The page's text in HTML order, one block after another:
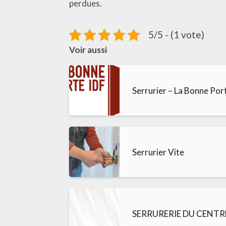
perdues.
5/5 - (1 vote)
Voir aussi
Serrurier – La Bonne
Serrurier Vite
SERRURERIE DU